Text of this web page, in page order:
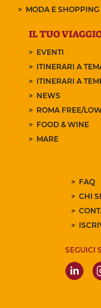
MODA E SHOPPING
IL TUO
EVENTI
ITINERARI A
ITINERARI A
NEWS
ROMA FREE/
FOOD & WINE
MARE
FAQ
CHI
SEGUICI